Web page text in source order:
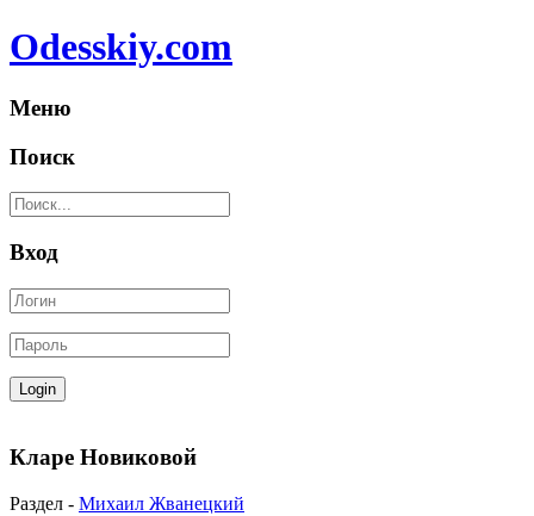
Odesskiy.com
Меню
Поиск
Вход
Кларе Новиковой
Раздел - Михаил Жванецкий